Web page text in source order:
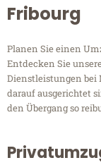
Fribourg
Planen Sie einen
Entdecken Sie
Dienstleistungen bei
darauf ausgerichtet
den Übergang so